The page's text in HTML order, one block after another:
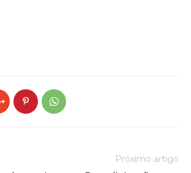
Próximo artigo